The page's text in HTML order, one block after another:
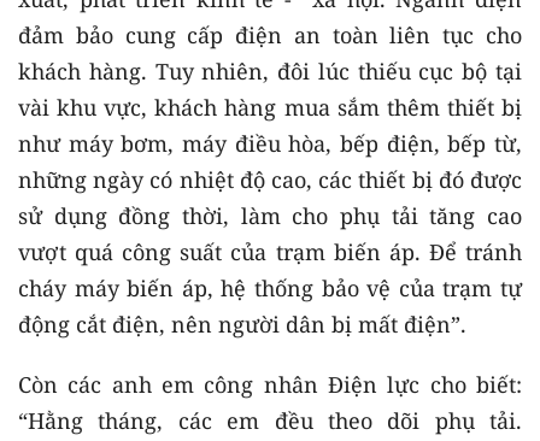
đảm bảo cung cấp điện an toàn liên tục cho
khách hàng. Tuy nhiên, đôi lúc thiếu cục bộ tại
vài khu vực, khách hàng mua sắm thêm thiết bị
như máy bơm, máy điều hòa, bếp điện, bếp từ,
những ngày có nhiệt độ cao, các thiết bị đó được
sử dụng đồng thời, làm cho phụ tải tăng cao
vượt quá công suất của trạm biến áp. Để tránh
cháy máy biến áp, hệ thống bảo vệ của trạm tự
động cắt điện, nên người dân bị mất điện”.
Còn các anh em công nhân Điện lực cho biết:
“Hằng tháng, các em đều theo dõi phụ tải.